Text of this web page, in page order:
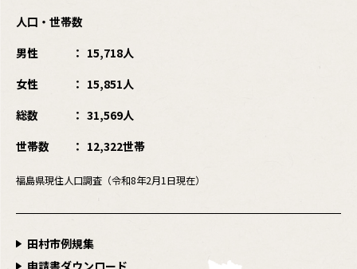
人口・世帯数
男性
15,718人
女性
15,851人
総数
31,569人
世帯数
12,322世帯
福島県現住人口調査（令和8年2月1日現在）
田村市例規集
申請書ダウンロード